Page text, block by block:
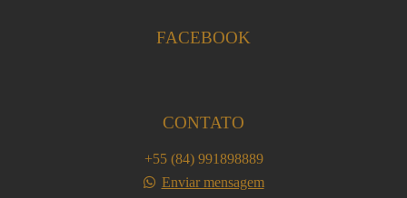
FACEBOOK
CONTATO
+55 (84) 991898889
Enviar mensagem